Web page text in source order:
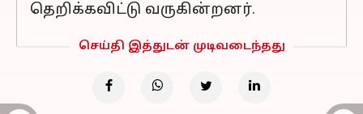
தெறிக்கவிட்டு வருகின்றனர்.
செய்தி இத்துடன் முடிவடைந்தது